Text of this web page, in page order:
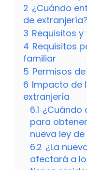
2 ¿Cuándo
de extranjería?
3 Requisitos
4 Requisitos
familiar
5 Permisos
6 Impacto de
extranjería
6.1 ¿Cuándo
para
nueva ley
6.2 ¿La
afectará a